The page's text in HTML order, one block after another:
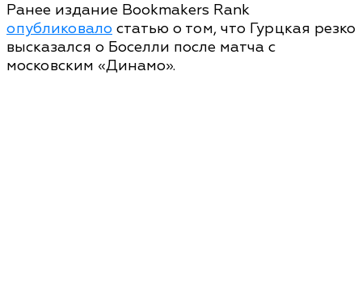
Ранее издание Bookmakers Rank
опубликовало статью о том, что Гурцкая резко
высказался о Боселли после матча с
московским «Динамо».